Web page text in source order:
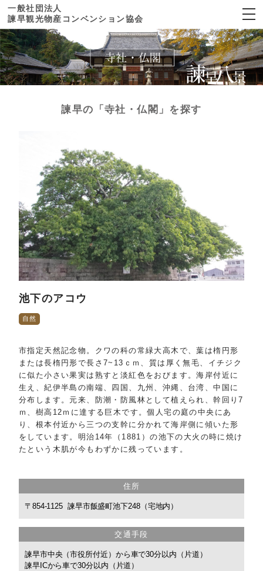
一般社団法人
諫早観光物産コンベンション協会
諫早観光物産
コンベンション協会
×
見る
自然
公園
文化・伝統芸能
食べる
スポーツ施設
泊まる
物産ホール
会員一覧
お問い合わせ
お知らせ
プライバシー
諫早の「寺社・仏閣」を探す
池下のアコウ
自然
市指定天然記念物。クワの科の常緑大高木で、葉は楕円形
または長楕円形で長さ7~13ｃｍ、質は厚く無毛、イチジク
に似た小さい果実は熟すと淡紅色をおびます。海岸付近に
生え、紀伊半島の南端、四国、九州、沖縄、台湾、中国に
分布します。元来、防潮・防風林として植えられ、幹回り7
ｍ、樹高12ｍに達する巨木です。個人宅の庭の中央にあ
り、根本付近から三つの支幹に分かれて海岸側に傾いた形
をしています。明治14年（1881）の池下の大火の時に焼け
たという木肌が今もわずかに残っています。
住所
〒854-1125 諫早市飯盛町池下248（宅地内）
交通手段
諫早市中央（市役所付近）から車で30分以内（片道）
諫早ICから車で30分以内（片道）